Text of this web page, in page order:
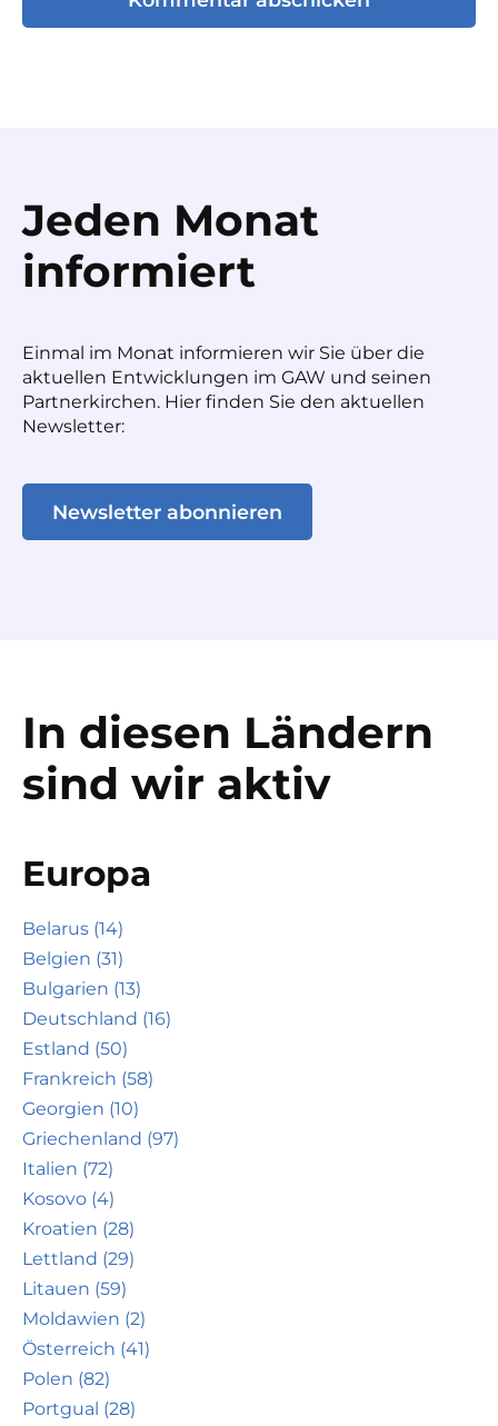
Jeden Monat
informiert
Einmal im Monat informieren wir Sie über die
aktuellen Entwicklungen im GAW und seinen
Partnerkirchen. Hier finden Sie den aktuellen
Newsletter:
Newsletter abonnieren
In diesen Ländern
sind wir aktiv
Europa
Belarus (14)
Belgien (31)
Bulgarien (13)
Deutschland (16)
Estland (50)
Frankreich (58)
Georgien (10)
Griechenland (97)
Italien (72)
Kosovo (4)
Kroatien (28)
Lettland (29)
Litauen (59)
Moldawien (2)
Österreich (41)
Polen (82)
Portgual (28)